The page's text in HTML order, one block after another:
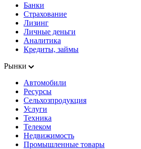
Банки
Страхование
Лизинг
Личные деньги
Аналитика
Кредиты, займы
Рынки
Автомобили
Ресурсы
Сельхозпродукция
Услуги
Техника
Телеком
Недвижимость
Промышленные товары